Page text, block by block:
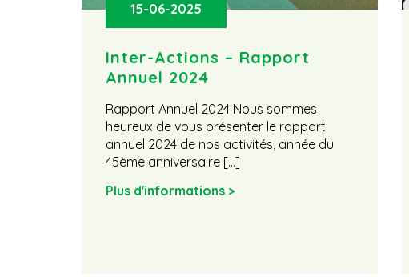
15-06-2025
Inter-Actions – Rapport
Annuel 2024
Rapport Annuel 2024 Nous sommes
heureux de vous présenter le rapport
annuel 2024 de nos activités, année du
45ème anniversaire […]
Plus d'informations >